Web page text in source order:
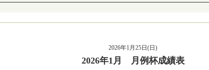
2026年1月25日(日)
2026年1月 月例杯成績表